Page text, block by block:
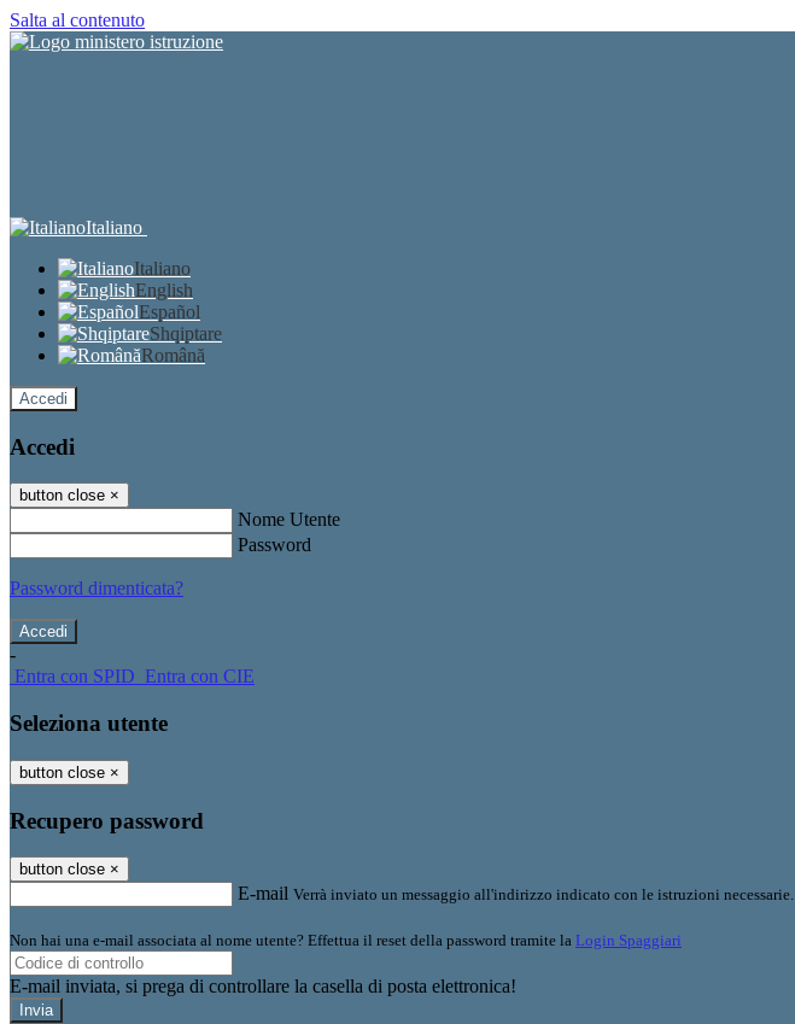
Salta al contenuto
Italiano
Italiano
English
Español
Shqiptare
Română
Accedi
Accedi
button close ×
Nome Utente
Password
Password dimenticata?
-
Entra con SPID Entra con CIE
Seleziona utente
button close ×
Recupero password
button close ×
E-mail Verrà inviato un messaggio all'indirizzo indicato con le istruzioni necessarie.
Non hai una e-mail associata al nome utente? Effettua il reset della password tramite la Login Spaggiari
E-mail inviata, si prega di controllare la casella di posta elettronica!